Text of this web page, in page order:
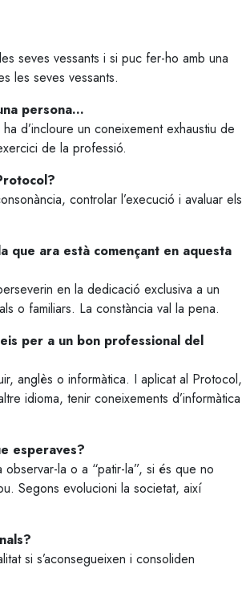
seves vessants i si puc fer-ho amb una
les seves vessants.
persona…
d’incloure un coneixement exhaustiu de
de la professió.
controlar l’execució i avaluar els
que ara està començant en aquesta
en la dedicació exclusiva a un
o familiars. La constància val la pena.
per a un bon professional del
anglès o informàtica. I aplicat al Protocol,
idioma, tenir coneixements d’informàtica
esperaves?
la o a “patir-la”, si és que no
Segons evolucioni la societat, així
si s’aconsegueixen i consoliden